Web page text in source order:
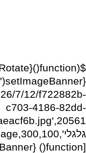
7/12/f722882b-
c703-4186-82dd-